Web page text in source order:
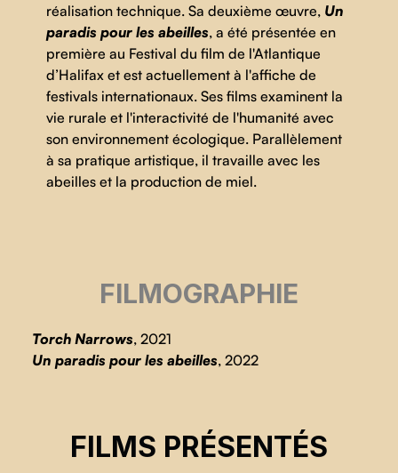
réalisation technique. Sa deuxième œuvre, Un
paradis pour les abeilles, a été présentée en
première au Festival du film de l'Atlantique
d’Halifax et est actuellement à l'affiche de
festivals internationaux. Ses films examinent la
vie rurale et l'interactivité de l'humanité avec
son environnement écologique. Parallèlement
à sa pratique artistique, il travaille avec les
abeilles et la production de miel.
FILMOGRAPHIE
Torch Narrows, 2021
Un paradis pour les abeilles, 2022
FILMS PRÉSENTÉS
UN PARADIS POUR LES ABEILLES
Simon Garez